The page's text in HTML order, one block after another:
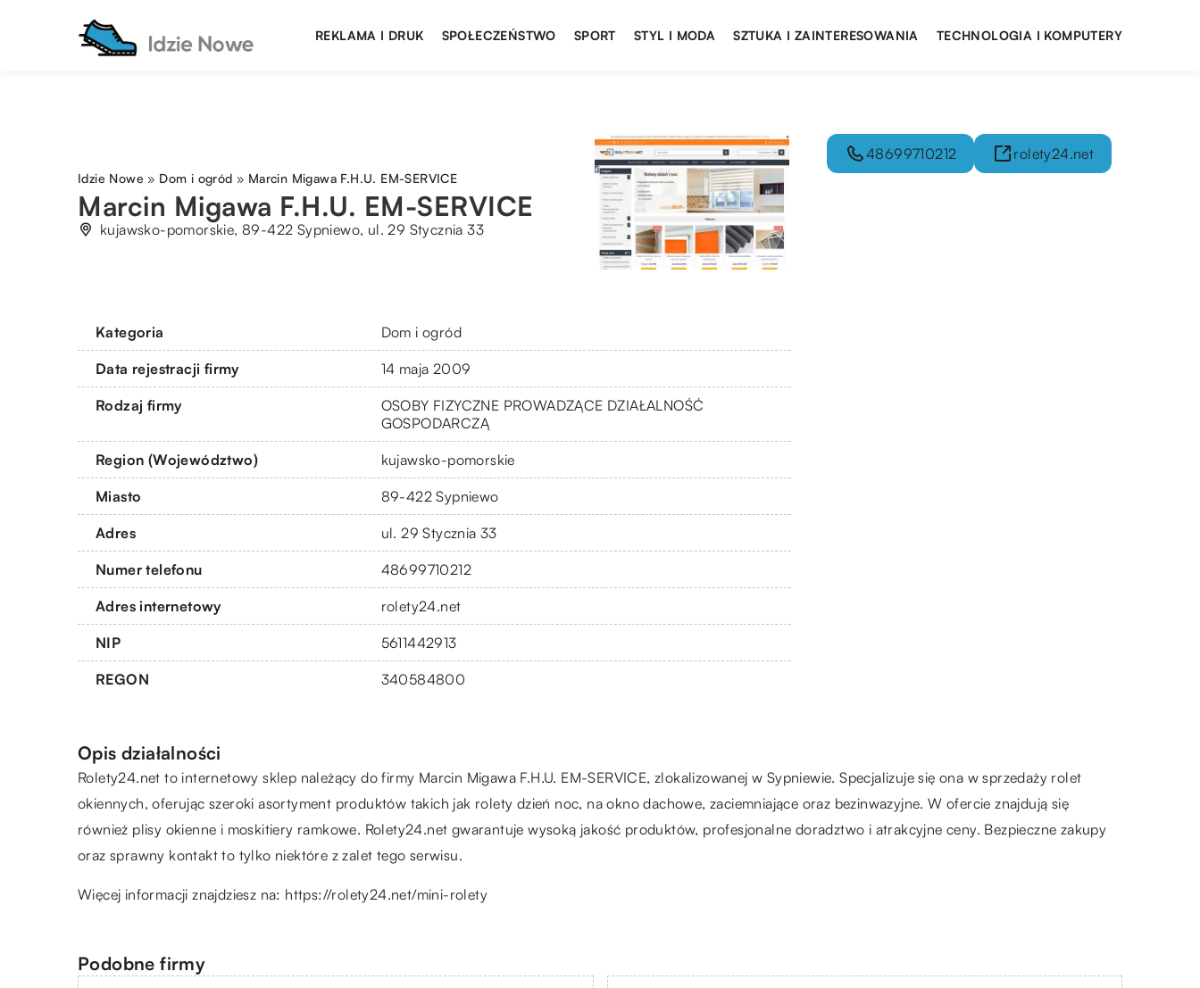
REKLAMA I DRUK SPOŁECZEŃSTWO SPORT STYL I MODA SZTUKA I ZAINTERESOWANIA TECHNOLOGIA I KOMPUTERY
Idzie Nowe » Dom i ogród » Marcin Migawa F.H.U. EM-SERVICE
Marcin Migawa F.H.U. EM-SERVICE
kujawsko-pomorskie, 89-422 Sypniewo, ul. 29 Stycznia 33
Kategoria Dom i ogród
Data rejestracji firmy 14 maja 2009
Rodzaj firmy
OSOBY FIZYCZNE PROWADZĄCE DZIAŁALNOŚĆ
GOSPODARCZĄ
Region (Województwo) kujawsko-pomorskie
Miasto 89-422 Sypniewo
Adres ul. 29 Stycznia 33
Numer telefonu 48699710212
Adres internetowy rolety24.net
NIP 5611442913
REGON 340584800
48699710212 rolety24.net
Opis działalności
Rolety24.net to internetowy sklep należący do firmy Marcin Migawa F.H.U. EM-SERVICE, zlokalizowanej w Sypniewie. Specjalizuje się ona w sprzedaży rolet
okiennych, oferując szeroki asortyment produktów takich jak rolety dzień noc, na okno dachowe, zaciemniające oraz bezinwazyjne. W ofercie znajdują się
również plisy okienne i moskitiery ramkowe. Rolety24.net gwarantuje wysoką jakość produktów, profesjonalne doradztwo i atrakcyjne ceny. Bezpieczne zakupy
oraz sprawny kontakt to tylko niektóre z zalet tego serwisu.
Więcej informacji znajdziesz na: https://rolety24.net/mini-rolety
Podobne firmy